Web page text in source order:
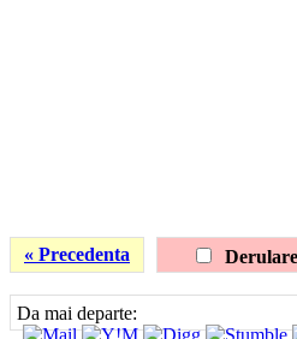
« Precedenta
Da mai departe: